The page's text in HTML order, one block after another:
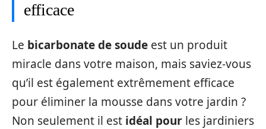
efficace
Le bicarbonate de soude est un produit
miracle dans votre maison, mais saviez-vous
qu’il est également extrêmement efficace
pour éliminer la mousse dans votre jardin ?
Non seulement il est idéal pour les jardiniers